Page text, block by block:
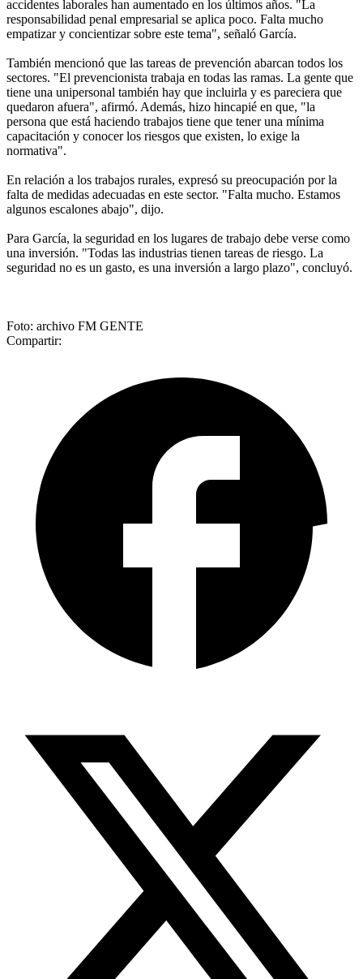
accidentes laborales han aumentado en los últimos años. "La
responsabilidad penal empresarial se aplica poco. Falta mucho
empatizar y concientizar sobre este tema", señaló García.
También mencionó que las tareas de prevención abarcan todos los
sectores. "El prevencionista trabaja en todas las ramas. La gente que
tiene una unipersonal también hay que incluirla y es pareciera que
quedaron afuera", afirmó. Además, hizo hincapié en que, "la
persona que está haciendo trabajos tiene que tener una mínima
capacitación y conocer los riesgos que existen, lo exige la
normativa".
En relación a los trabajos rurales, expresó su preocupación por la
falta de medidas adecuadas en este sector. "Falta mucho. Estamos
algunos escalones abajo", dijo.
Para García, la seguridad en los lugares de trabajo debe verse como
una inversión. "Todas las industrias tienen tareas de riesgo. La
seguridad no es un gasto, es una inversión a largo plazo", concluyó.
Foto: archivo FM GENTE
Compartir: